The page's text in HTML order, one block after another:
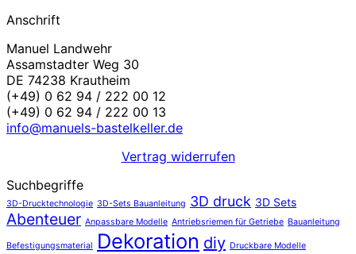
Anschrift
Manuel Landwehr
Assamstadter Weg 30
DE 74238 Krautheim
(+49) 0 62 94 / 222 00 12
(+49) 0 62 94 / 222 00 13
info@manuels-bastelkeller.de
Vertrag widerrufen
Suchbegriffe
3D-Drucktechnologie 3D-Sets Bauanleitung 3D druck 3D Sets
Abenteuer Anpassbare Modelle Antriebsriemen für Getriebe Bauanleitung
Befestigungsmaterial Dekoration diy Druckbare Modelle